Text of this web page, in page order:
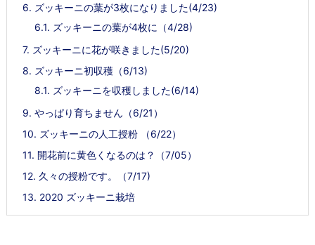
6. ズッキーニの葉が3枚になりました(4/23)
6.1. ズッキーニの葉が4枚に（4/28)
7. ズッキーニに花が咲きました(5/20)
8. ズッキーニ初収穫（6/13)
8.1. ズッキーニを収穫しました(6/14)
9. やっぱり育ちません（6/21）
10. ズッキーニの人工授粉 （6/22）
11. 開花前に黄色くなるのは？（7/05）
12. 久々の授粉です。（7/17)
13. 2020 ズッキーニ栽培